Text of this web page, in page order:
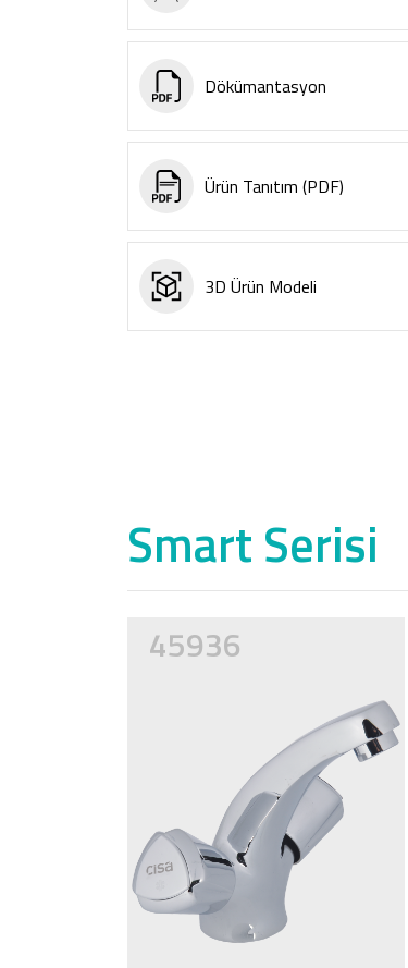
Dökümantasyon
Ürün Tanıtım (PDF)
3D Ürün Modeli
Smart Serisi
45936